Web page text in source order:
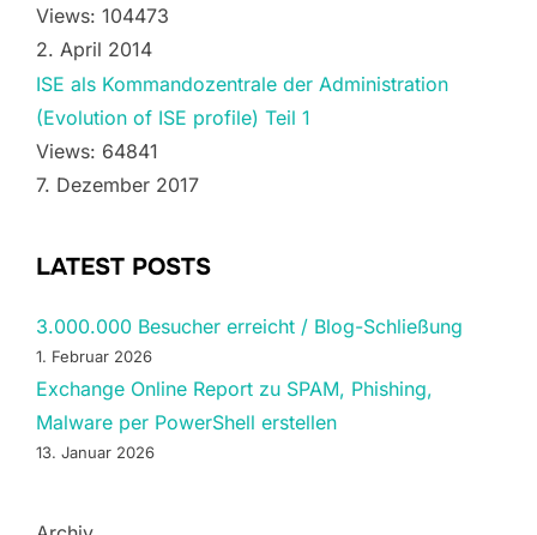
Views: 104473
2. April 2014
ISE als Kommandozentrale der Administration
(Evolution of ISE profile) Teil 1
Views: 64841
7. Dezember 2017
LATEST POSTS
3.000.000 Besucher erreicht / Blog-Schließung
1. Februar 2026
Exchange Online Report zu SPAM, Phishing,
Malware per PowerShell erstellen
13. Januar 2026